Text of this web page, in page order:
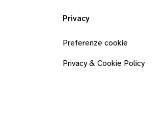
Privacy
Preferenze cookie
Privacy & Cookie Policy